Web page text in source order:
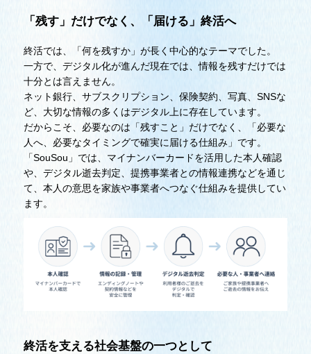
「残す」だけでなく、「届ける」終活へ
終活では、「何を残すか」が長く中心的なテーマでした。
一方で、デジタル化が進んだ現在では、情報を残すだけでは
十分とは言えません。
ネット銀行、サブスクリプション、保険契約、写真、SNSな
ど、大切な情報の多くはデジタル上に存在しています。
だからこそ、必要なのは「残すこと」だけでなく、「必要な
人へ、必要なタイミングで確実に届ける仕組み」です。
「SouSou」では、マイナンバーカードを活用した本人確認
や、デジタル逝去判定、提携事業者との情報連携などを通じ
て、本人の意思を家族や事業者へつなぐ仕組みを提供してい
ます。
終活を支える社会基盤の一つとして